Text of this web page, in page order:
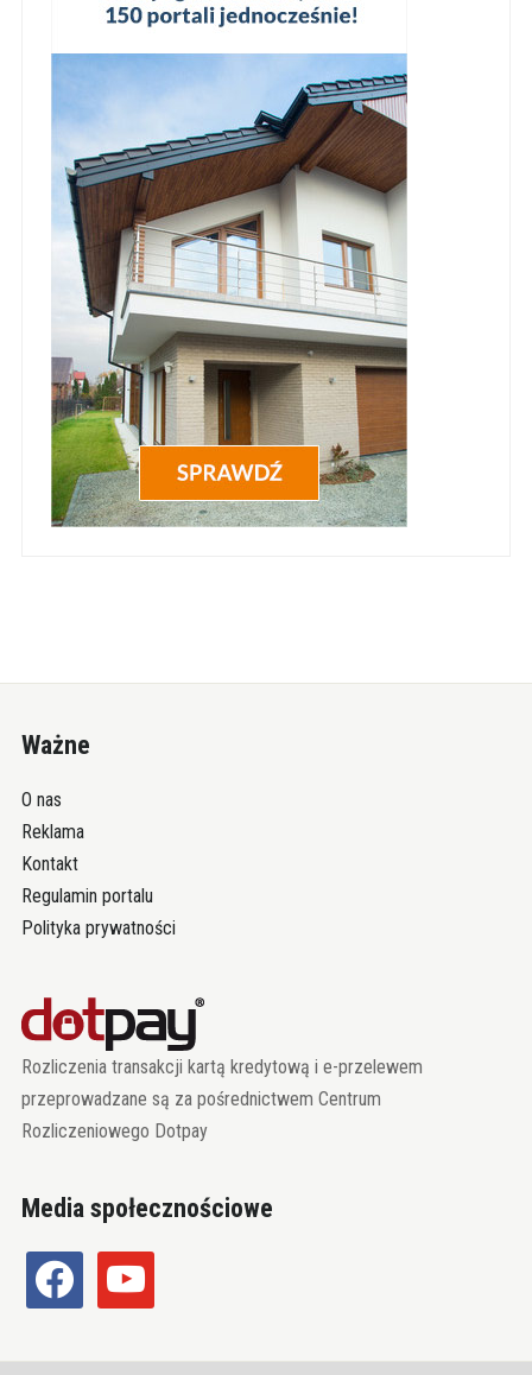
Ważne
O nas
Reklama
Kontakt
Regulamin portalu
Polityka prywatności
Rozliczenia transakcji kartą kredytową i e-przelewem
przeprowadzane są za pośrednictwem Centrum
Rozliczeniowego Dotpay
Media społecznościowe
facebook youtube